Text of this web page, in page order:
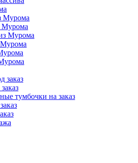
Мурома
Мурома
Мурома
заказ
тумбочки на заказ